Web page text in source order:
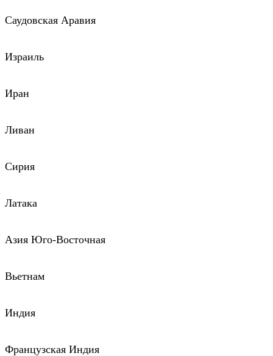
Саудовская Аравия
Израиль
Иран
Ливан
Сирия
Латака
Азия Юго-Восточная
Вьетнам
Индия
Французская Индия